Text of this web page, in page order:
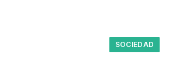
SOCIEDAD